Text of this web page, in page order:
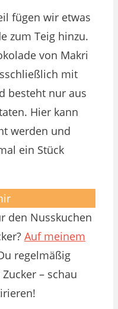
fügen wir etwas
zum Teig hinzu.
von Makri
mit
besteht nur aus
Hier kann
werden und
ein Stück
den Nusskuchen
Auf meinem
regelmäßig
– schau